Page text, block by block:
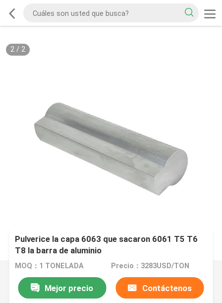
2/ 2
Pulverice la capa 6063 que sacaron 6061 T5 T6
T8 la barra de aluminio
MOQ：1 TONELADA Precio：3283USD/TON
Mejor precio Contáctenos